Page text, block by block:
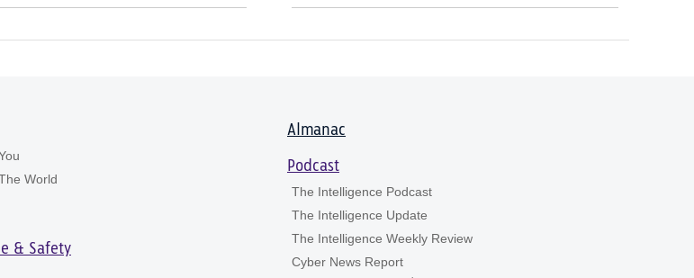
World
& Safety
Almanac
Podcast
The Intelligence Podcast
The Intelligence Update
The Intelligence Weekly Review
Cyber News Report